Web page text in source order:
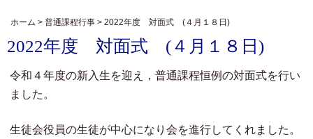
ホーム > 普通課程行事 > 2022年度 対面式 (４月１８日)
2022年度 対面式 (４月１８日)
令和４年度の新入生を迎え，普通課程恒例の対面式を行い
ました。
生徒会役員の生徒が中心になり会を進行してくれました。